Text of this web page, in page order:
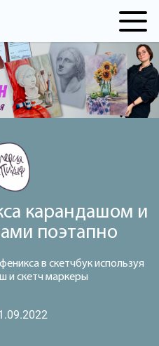
карандашом и
поэтапно
в скетчбук используя
и скетч маркеры